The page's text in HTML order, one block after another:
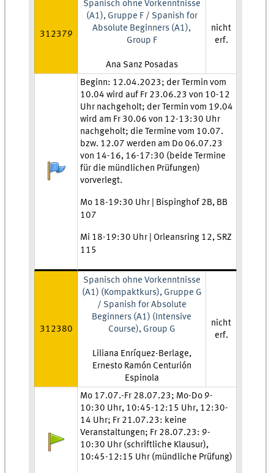
312379
Spanisch ohne Vorkenntnisse
(A1), Gruppe F / Spanish for
Absolute Beginners (A1),
Group F
Lehrkraft:
Ana Sanz Posadas
nicht
erf.
Anmeldestatus:
Zeit und Ort:
Beginn: 12.04.2023; der Termin vom
10.04 wird auf Fr 23.06.23 von 10-12
Uhr nachgeholt; der Termin vom 19.04
wird am Fr 30.06 von 12-13:30 Uhr
nachgeholt; die Termine vom 10.07.
bzw. 12.07 werden am Do 06.07.23
von 14-16, 16-17:30 (beide Termine
für die mündlichen Prüfungen)
vorverlegt.
Mo 18-19:30 Uhr | Bispinghof 2B, BB
107
Mi 18-19:30 Uhr | Orleansring 12, SRZ
115
312380
Spanisch ohne Vorkenntnisse
(A1) (Kompaktkurs), Gruppe G
/ Spanish for Absolute
Beginners (A1) (Intensive
Course), Group G
Lehrkraft:
Liliana Enríquez-Berlage,
Ernesto Ramón Centurión
Espinola
nicht
erf.
Anmeldestatus:
Zeit und Ort:
Mo 17.07.-Fr 28.07.23; Mo-Do 9-
10:30 Uhr, 10:45-12:15 Uhr, 12:30-
14 Uhr; Fr 21.07.23: keine
Veranstaltungen; Fr 28.07.23: 9-
10:30 Uhr (schriftliche Klausur),
10:45-12:15 Uhr (mündliche Prüfung)